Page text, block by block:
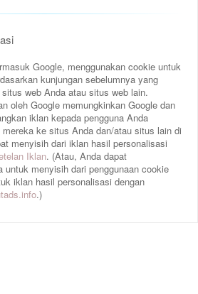
Google, menggunakan cookie untuk
kunjungan sebelumnya yang
web Anda atau situs web lain.
oleh Google memungkinkan Google dan
iklan kepada pengguna Anda
ke situs Anda dan/atau situs lain di
menyisih dari iklan hasil personalisasi
Iklan. (Atau, Anda dapat
untuk menyisih dari penggunaan cookie
iklan hasil personalisasi dengan
.)